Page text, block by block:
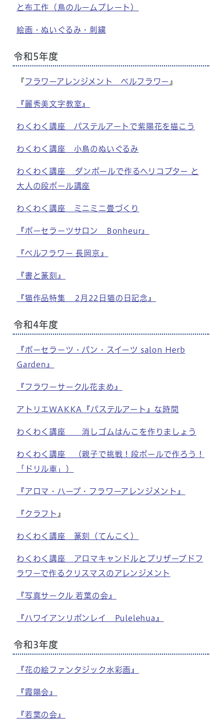
と布工作（鳥のルームプレート）
絵画・ぬいぐるみ・刺繍
令和5年度
『フラワーアレンジメント ベルフラワー 』
『麗秀美文字教室』
わくわく講座 パステルアートで紫陽花を描こう
わくわく講座 小鳥のぬいぐるみ
わくわく講座 ダンボールで作るヘリコプター と
大人の段ボール講座
わくわく講座 ミニミニ畳づくり
『ポーセラーツサロン Bonheur』
『ベルフラワー 長岡京』
『書と篆刻』
『猫作品特集 2月22日猫の日記念』
令和4年度
『ポーセラーツ・パン・スイーツ salon Herb
Garden』
『フラワーサークル花まめ』
アトリエWAKKA『パステルアート』な時間
わくわく講座 消しゴムはんこを作りましょう
わくわく講座 （親子で挑戦！段ボールで作ろう！
「ドリル車」）
『アロマ・ハーブ・フラワーアレンジメント』
『クラフト 』
わくわく講座 篆刻（てんこく）
わくわく講座 アロマキャンドルとプリザーブドフ
ラワーで作るクリスマスのアレンジメント
『写真サークル 若葉の会』
『ハワイアンリボンレイ Pulelehua』
令和3年度
『花の絵ファンタジック水彩画』
『霞陽会』
『若葉の会』